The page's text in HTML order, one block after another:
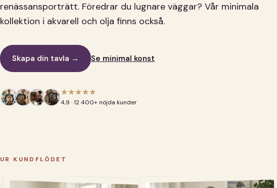
renässansporträtt. Föredrar du lugnare väggar? Vår minimala
kollektion i akvarell och olja finns också.
Skapa din tavla → Se minimal konst
★★★★★
4,9 · 12 400+ nöjda kunder
UR KUNDFLÖDET